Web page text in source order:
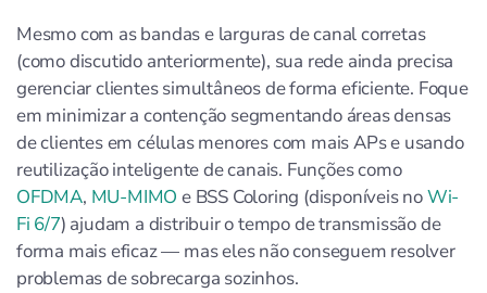
Mesmo com as bandas e larguras de canal corretas
(como discutido anteriormente), sua rede ainda precisa
gerenciar clientes simultâneos de forma eficiente. Foque
em minimizar a contenção segmentando áreas densas
de clientes em células menores com mais APs e usando
reutilização inteligente de canais. Funções como
OFDMA, MU-MIMO e BSS Coloring (disponíveis noWi-
Fi 6/7) ajudam a distribuir o tempo de transmissão de
forma mais eficaz — mas eles não conseguem resolver
problemas de sobrecarga sozinhos.